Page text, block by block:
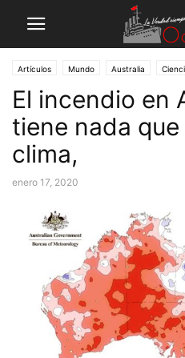
Artículos Mundo Australia
El incendio en
tiene nada
clima,
enero 17, 2020